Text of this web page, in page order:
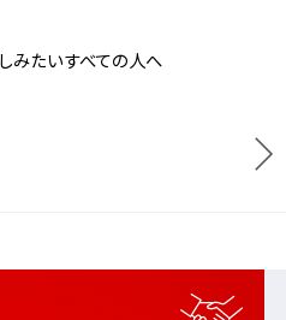
みたいすべての人へ